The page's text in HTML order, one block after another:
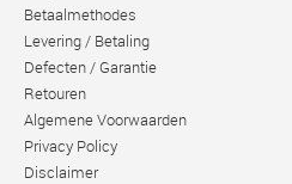
Betaalmethodes
Levering / Betaling
Defecten / Garantie
Retouren
Algemene Voorwaarden
Privacy Policy
Disclaimer